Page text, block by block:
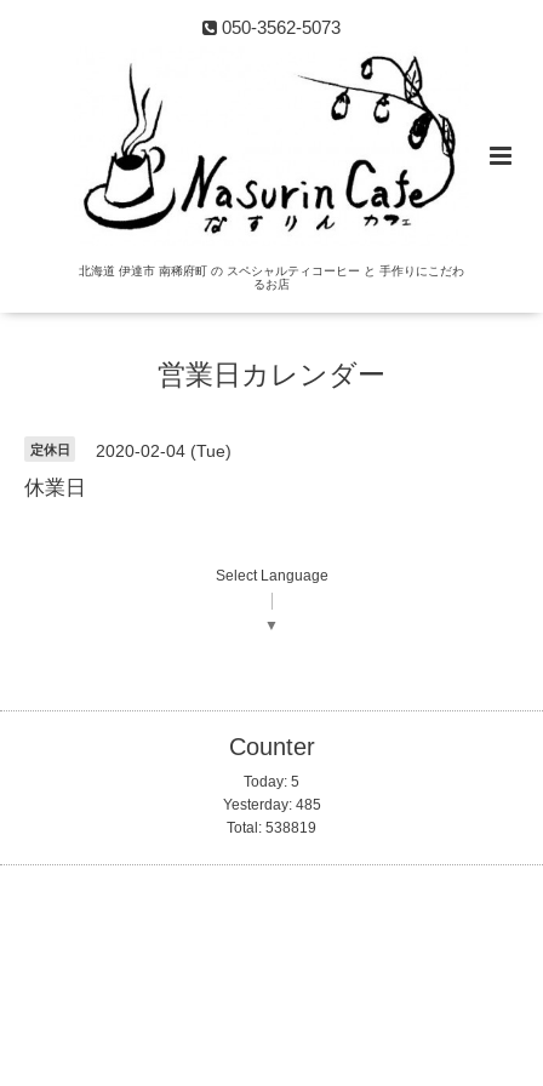
050-3562-5073
北海道 伊達市 南稀府町 の スペシャルティコーヒー と 手作りにこだわ
るお店
営業日カレンダー
定休日 2020-02-04 (Tue)
休業日
Select Language
▼
Counter
Today: 5
Yesterday: 485
Total: 538819